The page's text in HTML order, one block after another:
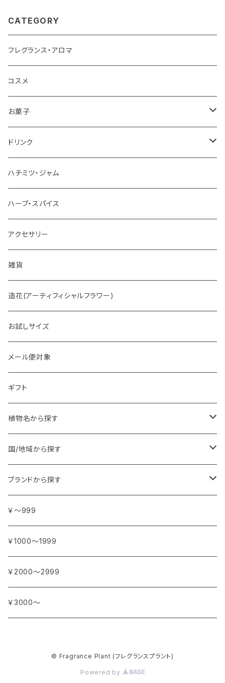
CATEGORY
フレグランス・アロマ
コスメ
お菓子
チョコレート
ドリンク
お茶
ホットチョコレート
ハチミツ・ジャム
ハーブ・スパイス
アクセサリー
雑貨
造花(アーティフィシャルフラワー)
お試しサイズ
メール便対象
ギフト
植物名から探す
ア行
アンジェリカ
イランイラン
カ行
ガーデニア (クチナシ)
カカオ
サ行
シダーウッド
シナモン
タ行
タイム
チェリー
ナ行
ナツメグ
ハ行
国/地域から探す
ヨーロッパ
フランス
イタリア
アフリカ
ブルキナファソ
南アフリカ
アジア
トルコ
シリア
ブランドから探す
アトリエ・ボヌール・ドゥ・ジュール
アンティカ・ドルチェリア・ボナイユート
オウロシカ
カンパニー デュ ミエル
￥～999
￥1000～1999
￥2000～2999
￥3000～
© Fragrance Plant (フレグランスプラント)
Powered by